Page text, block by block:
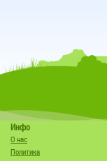
Инфо
О нас
Политика